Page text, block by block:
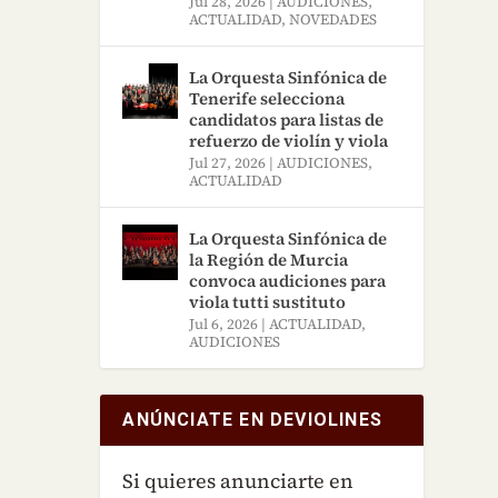
ACTUALIDAD,NOVEDADES
La Orquesta Sinfónica de
Tenerife selecciona
candidatos para listas de
refuerzo de violín y viola
Jul 27, 2026 |AUDICIONES,
ACTUALIDAD
La Orquesta Sinfónica de
la Región de Murcia
convoca audiciones para
viola tutti sustituto
Jul 6, 2026 |ACTUALIDAD,
AUDICIONES
ANÚNCIATE EN DEVIOLINES
Si quieres anunciarte en